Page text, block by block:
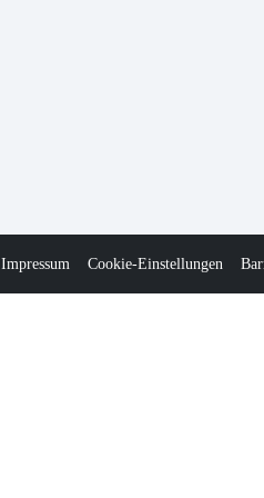
Impressum Cookie-Einstellungen